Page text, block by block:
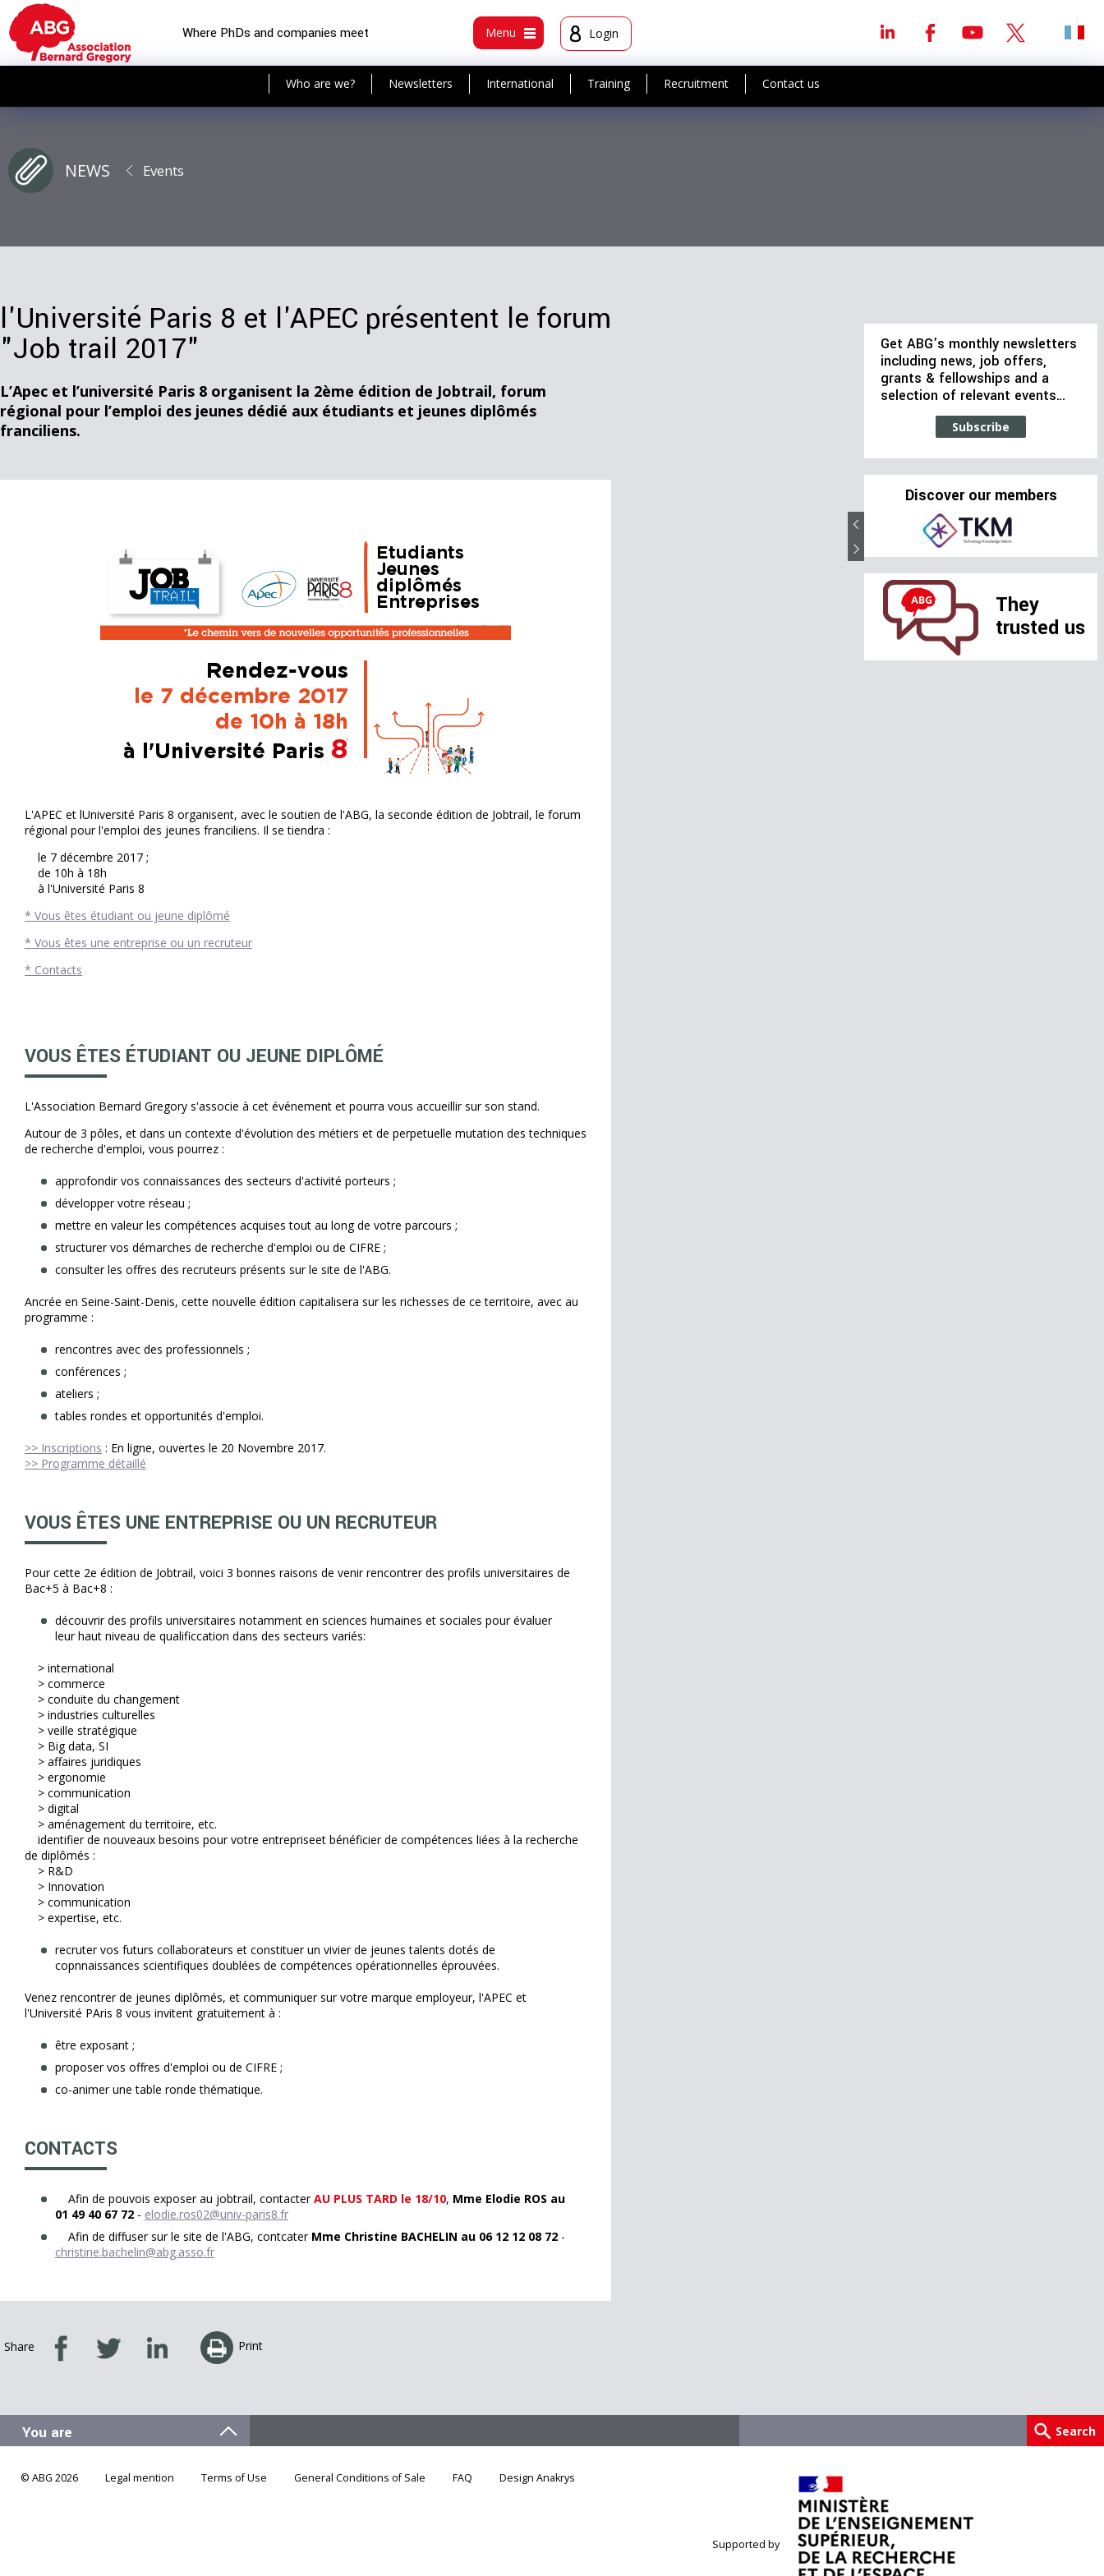
Where PhDs and companies meet Menu Login
Who are we? Newsletters International Training Recruitment Contact us
NEWS Events
l'Université Paris 8 et l'APEC présentent le forum
"Job trail 2017"
L’Apec et l’université Paris 8 organisent la 2ème édition de Jobtrail, forum
régional pour l’emploi des jeunes dédié aux étudiants et jeunes diplômés
franciliens.
L'APEC et lUniversité Paris 8 organisent, avec le soutien de l'ABG, la seconde édition de Jobtrail, le forum
régional pour l'emploi des jeunes franciliens. Il se tiendra :
le 7 décembre 2017 ;
de 10h à 18h
à l'Université Paris 8
* Vous êtes étudiant ou jeune diplômé
* Vous êtes une entreprise ou un recruteur
* Contacts
VOUS ÊTES ÉTUDIANT OU JEUNE DIPLÔMÉ
L'Association Bernard Gregory s'associe à cet événement et pourra vous accueillir sur son stand.
Autour de 3 pôles, et dans un contexte d'évolution des métiers et de perpetuelle mutation des techniques
de recherche d'emploi, vous pourrez :
approfondir vos connaissances des secteurs d'activité porteurs ;
développer votre réseau ;
mettre en valeur les compétences acquises tout au long de votre parcours ;
structurer vos démarches de recherche d'emploi ou de CIFRE ;
consulter les offres des recruteurs présents sur le site de l'ABG.
Ancrée en Seine-Saint-Denis, cette nouvelle édition capitalisera sur les richesses de ce territoire, avec au
programme :
rencontres avec des professionnels ;
conférences ;
ateliers ;
tables rondes et opportunités d'emploi.
>> Inscriptions : En ligne, ouvertes le 20 Novembre 2017.
>> Programme détaillé
VOUS ÊTES UNE ENTREPRISE OU UN RECRUTEUR
Pour cette 2e édition de Jobtrail, voici 3 bonnes raisons de venir rencontrer des profils universitaires de
Bac+5 à Bac+8 :
découvrir des profils universitaires notamment en sciences humaines et sociales pour évaluer
leur haut niveau de qualificcation dans des secteurs variés:
> international
> commerce
> conduite du changement
> industries culturelles
> veille stratégique
> Big data, SI
> affaires juridiques
> ergonomie
> communication
> digital
> aménagement du territoire, etc.
identifier de nouveaux besoins pour votre entrepriseet bénéficier de compétences liées à la recherche
de diplômés :
> R&D
> Innovation
> communication
> expertise, etc.
recruter vos futurs collaborateurs et constituer un vivier de jeunes talents dotés de
copnnaissances scientifiques doublées de compétences opérationnelles éprouvées.
Venez rencontrer de jeunes diplômés, et communiquer sur votre marque employeur, l'APEC et
l'Université PAris 8 vous invitent gratuitement à :
être exposant ;
proposer vos offres d'emploi ou de CIFRE ;
co-animer une table ronde thématique.
CONTACTS
Afin de pouvois exposer au jobtrail, contacterAU PLUS TARD le 18/10, Mme Elodie ROS au
01 49 40 67 72 - elodie.ros02@univ-paris8.fr
Afin de diffuser sur le site de l'ABG, contcater Mme Christine BACHELIN au 06 12 12 08 72 -
christine.bachelin@abg.asso.fr
Share Print
Get ABG’s monthly newsletters
including news, job offers,
grants & fellowships and a
selection of relevant events…
Subscribe
Discover our members
They
trusted us
© ABG 2026 Legal mention Terms of Use General Conditions of Sale FAQ Design Anakrys
Supported by